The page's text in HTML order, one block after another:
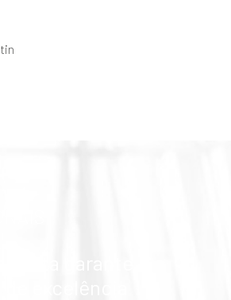
garante
excelência